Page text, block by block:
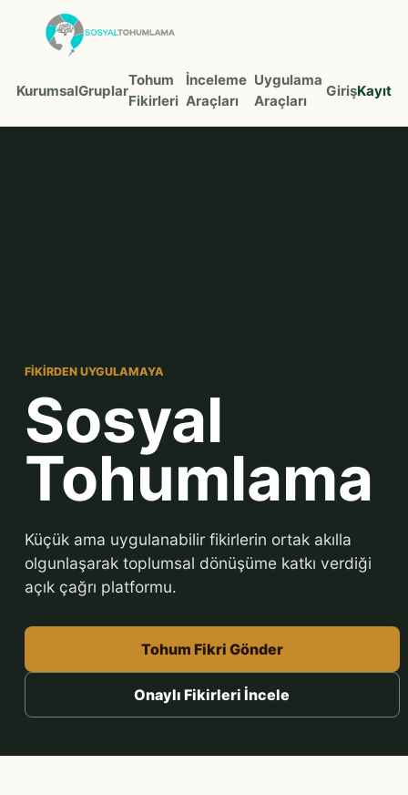
KurumsalGruplar
Tohum
Fikirleri
İnceleme
Araçları
Uygulama
Araçları
GirişKayıt
FIKIRDEN UYGULAMAYA
Sosyal
Tohumlama
Küçük ama uygulanabilir fikirlerin ortak akılla
olgunlaşarak toplumsal dönüşüme katkı verdiği
açık çağrı platformu.
Tohum Fikri Gönder
Onaylı Fikirleri İncele